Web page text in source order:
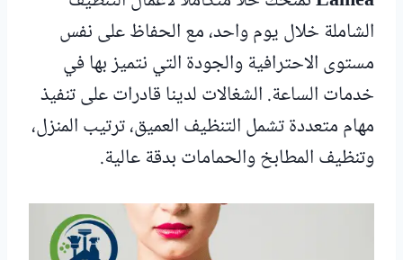
الشاملة خلال يوم واحد، مع الحفاظ على نفس
مستوى الاحترافية والجودة التي نتميز بها في
خدمات الساعة. الشغالات لدينا قادرات على تنفيذ
مهام متعددة تشمل التنظيف العميق، ترتيب المنزل،
وتنظيف المطابخ والحمامات بدقة عالية.